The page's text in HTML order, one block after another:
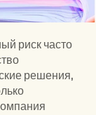
риск часто
решения,